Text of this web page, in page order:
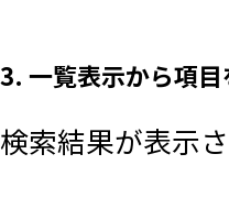
3. 一覧表示から項目
検索結果が表示